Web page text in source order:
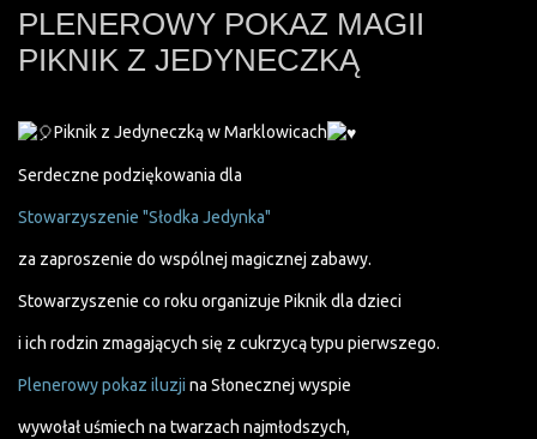
PLENEROWY POKAZ MAGII
PIKNIK Z JEDYNECZKĄ
Piknik z Jedyneczką w Marklowicach
Serdeczne podziękowania dla
Stowarzyszenie "Słodka Jedynka"
za zaproszenie do wspólnej magicznej zabawy.
Stowarzyszenie co roku organizuje Piknik dla dzieci
i ich rodzin zmagających się z cukrzycą typu pierwszego.
Plenerowy pokaz iluzji na Słonecznej wyspie
wywołał uśmiech na twarzach najmłodszych,